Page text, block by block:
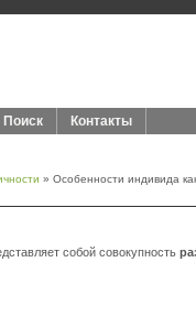
Поиск Контакты
» Особенности индивида
собой совокупность